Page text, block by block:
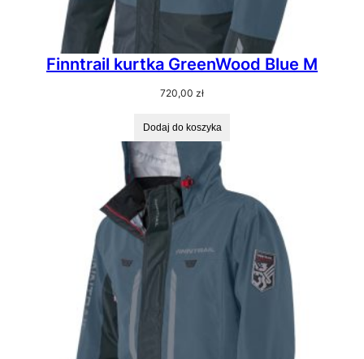
Finntrail kurtka GreenWood Blue M
720,00 zł
Dodaj do koszyka